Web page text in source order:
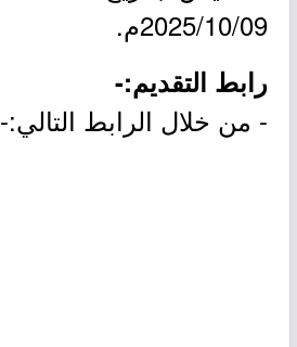
2025/10/09م.
رابط التقديم:-
- من خلال الرابط التالي:-